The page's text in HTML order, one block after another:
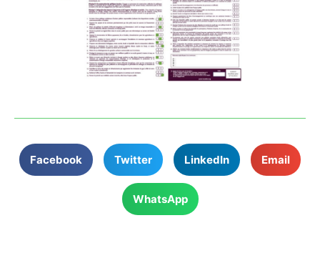
Facebook Twitter LinkedIn Email
WhatsApp